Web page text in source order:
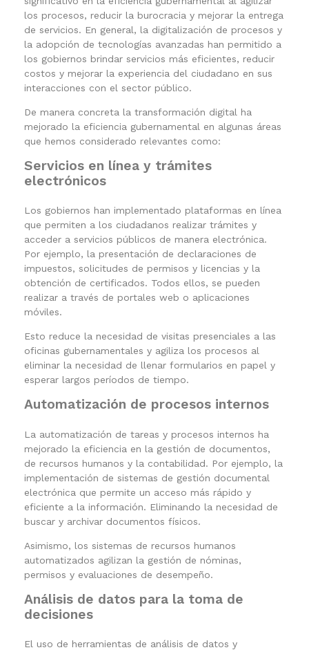
los procesos, reducir la burocracia y mejorar la entrega
de servicios. En general, la digitalización de procesos y
la adopción de tecnologías avanzadas han permitido a
los gobiernos brindar servicios más eficientes, reducir
costos y mejorar la experiencia del ciudadano en sus
interacciones con el sector público.
De manera concreta la transformación digital ha
mejorado la eficiencia gubernamental en algunas áreas
que hemos considerado relevantes como:
Servicios en línea y trámites
electrónicos
Los gobiernos han implementado plataformas en línea
que permiten a los ciudadanos realizar trámites y
acceder a servicios públicos de manera electrónica.
Por ejemplo, la presentación de declaraciones de
impuestos, solicitudes de permisos y licencias y la
obtención de certificados. Todos ellos, se pueden
realizar a través de portales web o aplicaciones
móviles.
Esto reduce la necesidad de visitas presenciales a las
oficinas gubernamentales y agiliza los procesos al
eliminar la necesidad de llenar formularios en papel y
esperar largos períodos de tiempo.
Automatización de procesos internos
La automatización de tareas y procesos internos ha
mejorado la eficiencia en la gestión de documentos,
de recursos humanos y la contabilidad. Por ejemplo, la
implementación de sistemas de gestión documental
electrónica que permite un acceso más rápido y
eficiente a la información. Eliminando la necesidad de
buscar y archivar documentos físicos.
Asimismo, los sistemas de recursos humanos
automatizados agilizan la gestión de nóminas,
permisos y evaluaciones de desempeño.
Análisis de datos para la toma de
decisiones
El uso de herramientas de análisis de datos y